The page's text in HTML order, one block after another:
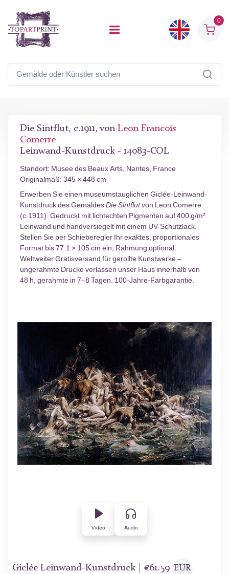
0
Die Sintflut, c.1911, von Leon Francois
Comerre
Leinwand-Kunstdruck - 14083-COL
Standort: Musee des Beaux Arts, Nantes, France
Originalmaß: 345 × 448 cm
Erwerben Sie einen museumstauglichen Giclée-Leinwand-
Kunstdruck des GemäldesDie Sintflutvon Leon Comerre
(c.1911). Gedruckt mit lichtechten Pigmenten auf 400 g/m²
Leinwand und handversiegelt mit einem UV-Schutzlack.
Stellen Sie per Schieberegler Ihr exaktes, proportionales
Format bis 77.1 × 105 cm ein; Rahmung optional.
Weltweiter Gratisversand für gerollte Kunstwerke –
ungerahmte Drucke verlassen unser Haus innerhalb von
48 h, gerahmte in 7–8 Tagen. 100-Jahre-Farbgarantie.
Video Audio
Giclée Leinwand-Kunstdruck | €61.59 EUR